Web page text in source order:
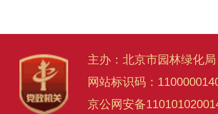
主办：北京市园林绿化
网站标识码：
京公网安备